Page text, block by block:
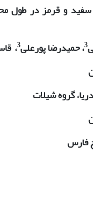
سفید و قرمز در
3، حمیدرضا پورعلی3،
گروه شیلات
فارس